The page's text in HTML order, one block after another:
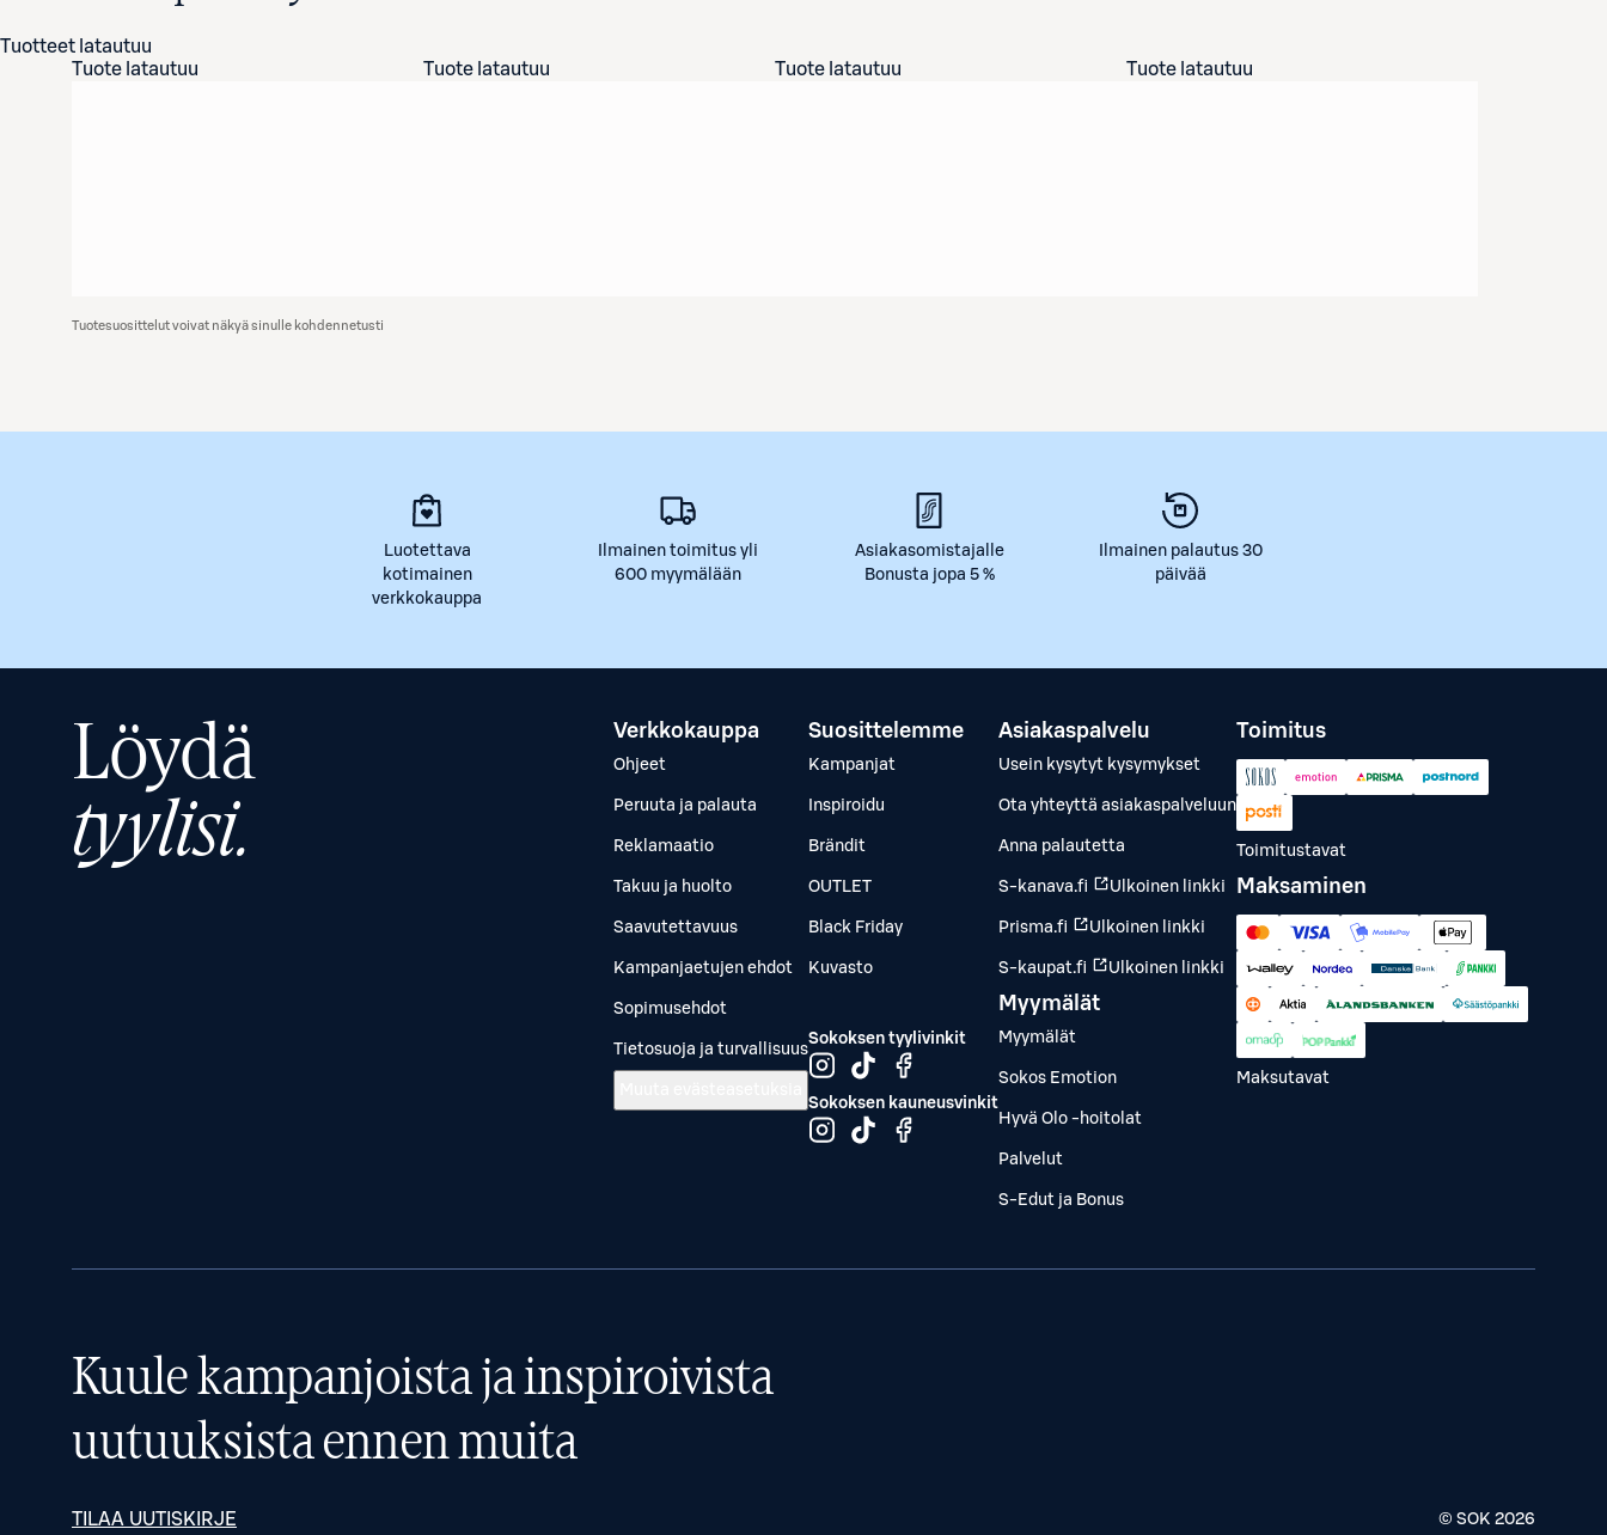
Tuotteet latautuu
Tuote latautuu
Tuote latautuu Tuote latautuu Tuote latautuu
Tuotesuosittelut voivat näkyä sinulle kohdennetusti
Luotettava
kotimainen
verkkokauppa
Ilmainen toimitus yli
600 myymälään
Asiakasomistajalle
Bonusta jopa 5 %
Ilmainen palautus 30
päivää
Löydä
tyylisi.
Verkkokauppa
Ohjeet
Peruuta ja palauta
Reklamaatio
Takuu ja huolto
Saavutettavuus
Kampanjaetujen ehdot
Sopimusehdot
Tietosuoja ja turvallisuus
Suosittelemme
Kampanjat
Inspiroidu
Brändit
OUTLET
Black Friday
Kuvasto
Sokoksen tyylivinkit
Sokoksen kauneusvinkit
Asiakaspalvelu
Usein kysytyt kysymykset
Ota yhteyttä asiakaspalveluun
Anna palautetta
S-kanava.fi Ulkoinen linkki
Prisma.fi Ulkoinen linkki
S-kaupat.fi Ulkoinen linkki
Myymälät
Myymälät
Sokos Emotion
Hyvä Olo -hoitolat
Palvelut
S-Edut ja Bonus
Toimitus
Toimitustavat
Maksaminen
Maksutavat
Kuule kampanjoista ja inspiroivista
uutuuksista ennen muita
TILAA UUTISKIRJE © SOK 2026